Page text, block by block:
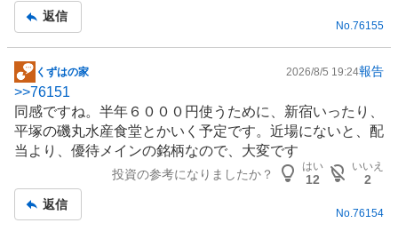
返信
No. 76155
掲
示
板
記
事
くずはの家 2026/8/5 19:24報告
>>76151
同感ですね。半年６０００円使うために、新宿いったり、
平塚の磯丸水産食堂とかいく予定です。近場にないと、配
当より、優待メインの銘柄なので、大変です
投資の参考になりましたか？
はい
12
いいえ
2
返信
No.76154